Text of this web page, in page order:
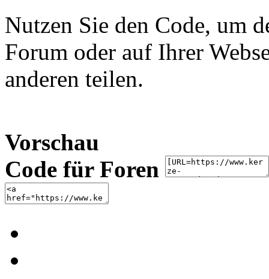
Nutzen Sie den Code, um
Forum oder auf Ihrer
anderen teilen.
Vorschau
Code für Foren